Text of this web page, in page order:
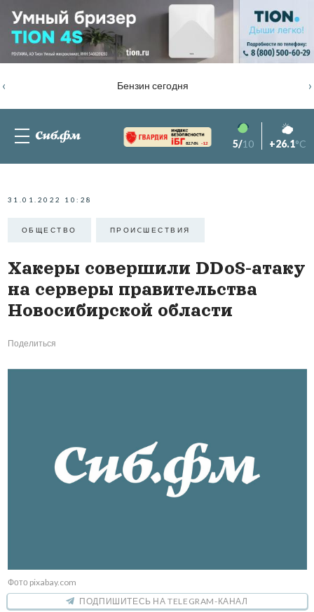
Бензин сегодня
‹ ›
82.76% -1.2 5/10 +26.1°C
31.01.2022 10:28
ОБЩЕСТВО ПРОИCШЕСТВИЯ
Хакеры совершили DDoS-атаку
на серверы правительства
Новосибирской области
Поделиться
Фото pixabay.com
ПОДПИШИТЕСЬ НА TELEGRAM-КАНАЛ